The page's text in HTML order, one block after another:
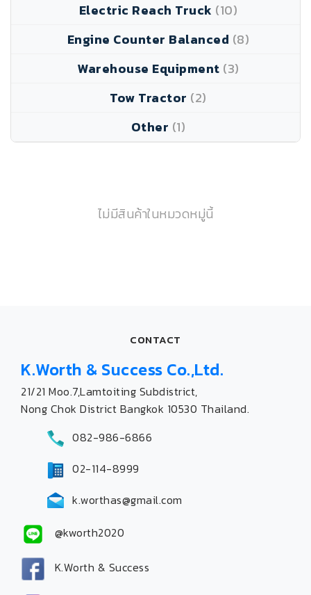
Electric Reach Truck (10)
Engine Counter Balanced (8)
Warehouse Equipment (3)
Tow Tractor (2)
Other (1)
ไม่มีสินค้าในหมวดหมู่นี้
CONTACT
K.Worth & Success Co.,Ltd.
21/21 Moo.7,Lamtoiting Subdistrict,
Nong Chok District Bangkok 10530 Thailand.
082-986-6866
02-114-8999
k.worthas@gmail.com
@kworth2020
K.Worth & Success